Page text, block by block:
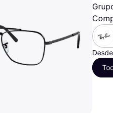
Financiación
Klarna en Apple
JD Sports
Directorio de